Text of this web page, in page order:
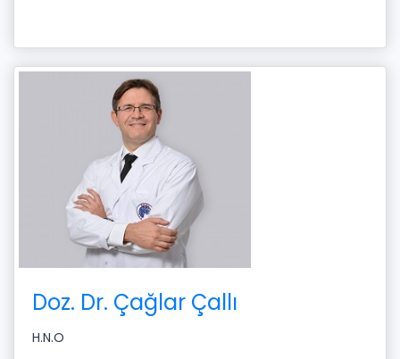
Doz. Dr. Çağlar Çallı
H.N.O